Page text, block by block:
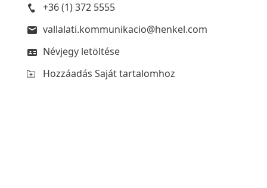
+36 (1) 372 5555
vallalati.kommunikacio@henkel.com
Névjegy letöltése
Hozzáadás Saját tartalomhoz